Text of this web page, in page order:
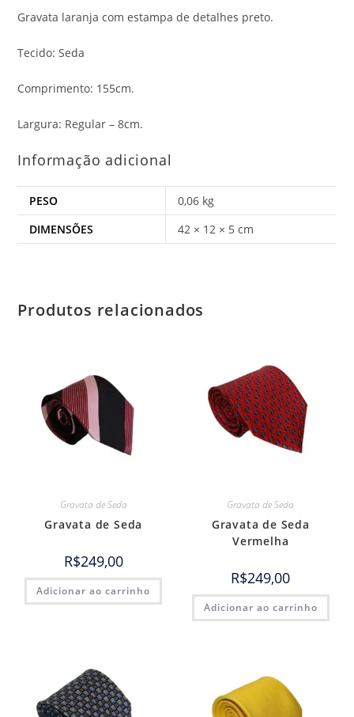
Gravata laranja com estampa de detalhes preto.
Tecido: Seda
Comprimento: 155cm.
Largura: Regular – 8cm.
Informação adicional
PESO
0,06 kg
DIMENSÕES
42 × 12 × 5 cm
Produtos relacionados
Gravata de Seda
Gravata de Seda
R$249,00
Adicionar ao carrinho
Gravata de Seda
Gravata de Seda
Vermelha
R$249,00
Adicionar ao carrinho